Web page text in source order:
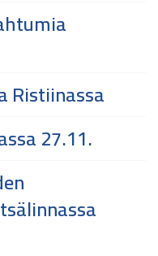
Ristiinassa
27.11.